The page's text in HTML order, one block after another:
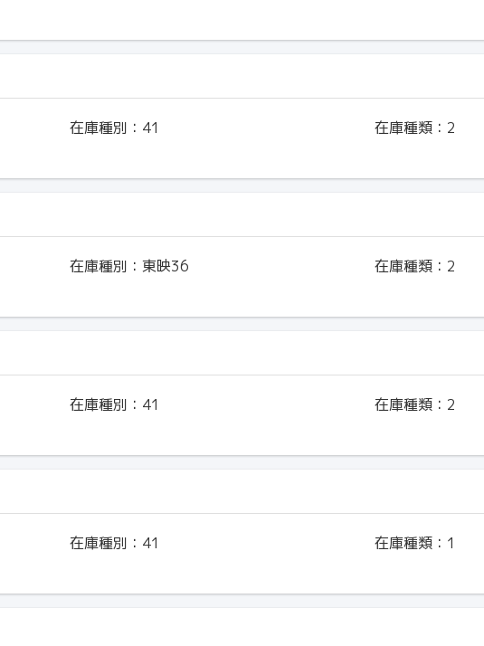
在庫種別： 41 在庫種類： 2
在庫種別：東映36 在庫種類： 2
在庫種別： 41 在庫種類： 2
在庫種別： 41 在庫種類： 1